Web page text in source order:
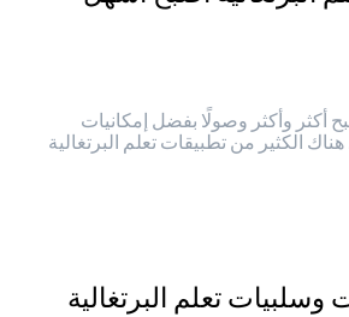
أكثر وأكثر وصولًا بفضل إمكانيات
هناك الكثير من تطبيقات تعلم البرتغالية
وسلبيات تعلم البرتغالية